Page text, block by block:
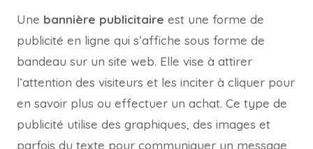
Une bannière publicitaire est une forme de
publicité en ligne qui s’affiche sous forme de
bandeau sur un site web. Elle vise à attirer
l’attention des visiteurs et les inciter à cliquer pour
en savoir plus ou effectuer un achat. Ce type de
publicité utilise des graphiques, des images et
parfois du texte pour communiquer un message